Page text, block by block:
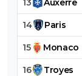
13 Auxerre
14 Paris
15 Monaco
16 Troyes